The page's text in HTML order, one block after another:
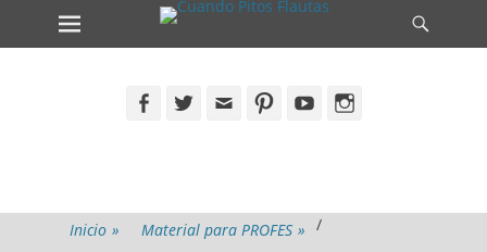
Skip
Primary Menu
Facebook
Twitter EmailPinterestYouTubeInstagram
Inicio » Material para PROFES » /